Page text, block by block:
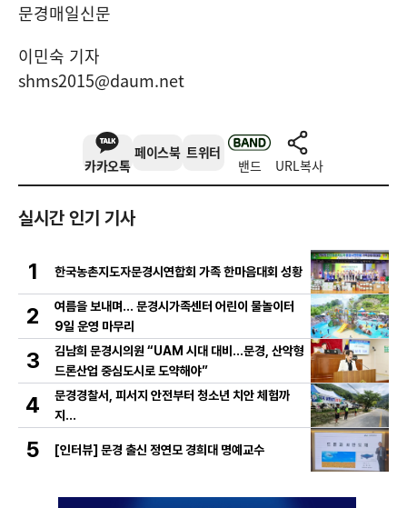
문경매일신문
이민숙 기자
shms2015@daum.net
카카오톡
페이스북 트위터
밴드 URL복사
실시간 인기 기사
1 한국농촌지도자문경시연합회 가족 한마음대회 성황
2
여름을 보내며… 문경시가족센터 어린이 물놀이터
9일 운영 마무리
3
김남희 문경시의원 “UAM 시대 대비…문경, 산악형
드론산업 중심도시로 도약해야”
4
문경경찰서, 피서지 안전부터 청소년 치안 체험까
지…
5 [인터뷰] 문경 출신 정연모 경희대 명예교수